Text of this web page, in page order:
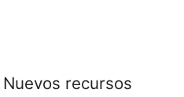
Nuevos recursos